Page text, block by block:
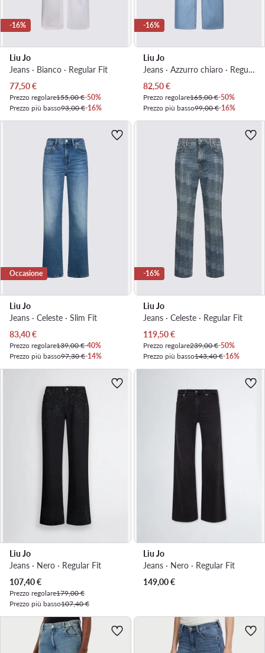
-16%
Liu Jo
Jeans · Bianco · Regular Fit
Prezzo attuale
77,50€
Prezzo regolare155,00 €-50%
Prezzo più basso93,00 €-16%
-16%
Liu Jo
Jeans · Azzurro chiaro · Regular Fit
Prezzo attuale
82,50€
Prezzo regolare165,00 €-50%
Prezzo più basso99,00 €-16%
Occasione
Liu Jo
Jeans · Celeste · Slim Fit
Prezzo attuale
83,40€
Prezzo regolare139,00 €-40%
Prezzo più basso97,30 €-14%
-16%
Liu Jo
Jeans · Celeste · Regular Fit
Prezzo attuale
119,50€
Prezzo regolare239,00 €-50%
Prezzo più basso143,40 €-16%
Liu Jo
Jeans · Nero · Regular Fit
Prezzo attuale
107,40€
Prezzo regolare179,00 €
Prezzo più basso107,40 €
Liu Jo
Jeans · Nero · Regular Fit
149,00€